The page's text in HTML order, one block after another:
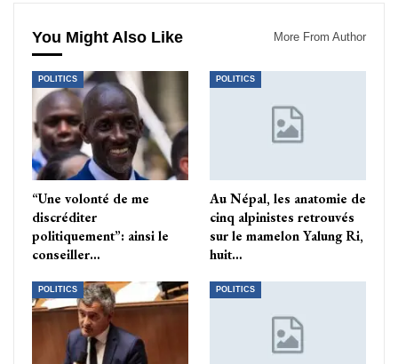
You Might Also Like More From Author
POLITICS
“Une volonté de me
discréditer
politiquement”: ainsi le
conseiller…
POLITICS
Au Népal, les anatomie de
cinq alpinistes retrouvés
sur le mamelon Yalung Ri,
huit…
POLITICS POLITICS